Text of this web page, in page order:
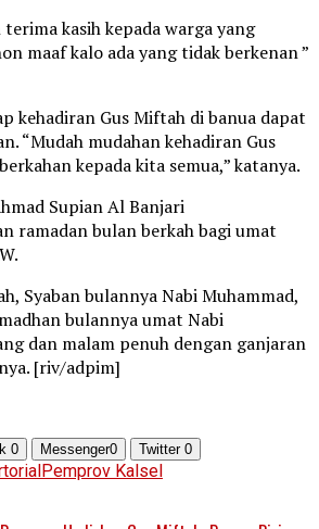
terima kasih kepada warga yang
maaf kalo ada yang tidak berkenan ”
kehadiran Gus Miftah di banua dapat
“Mudah mudahan kehadiran Gus
kepada kita semua,” katanya.
Supian Al Banjari
ramadan bulan berkah bagi umat
Syaban bulannya Nabi Muhammad,
bulannya umat Nabi
dan malam penuh dengan ganjaran
[riv/adpim]
0 Messenger0 Twitter 0
Pemprov Kalsel